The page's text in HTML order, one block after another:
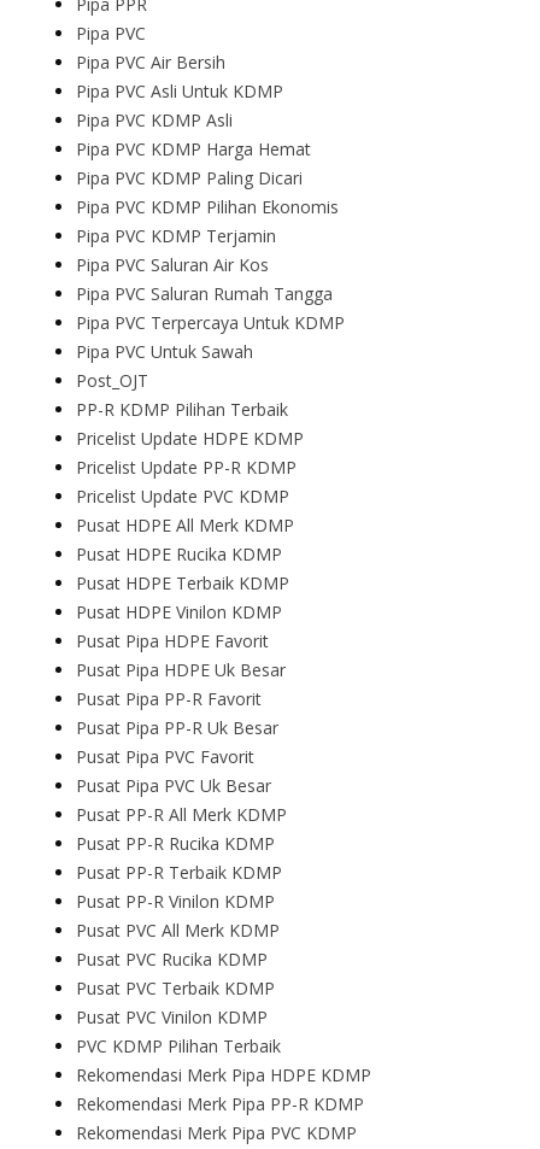
Pipa PPR
Pipa PVC
Pipa PVC Air Bersih
Pipa PVC Asli Untuk KDMP
Pipa PVC KDMP Asli
Pipa PVC KDMP Harga Hemat
Pipa PVC KDMP Paling Dicari
Pipa PVC KDMP Pilihan Ekonomis
Pipa PVC KDMP Terjamin
Pipa PVC Saluran Air Kos
Pipa PVC Saluran Rumah Tangga
Pipa PVC Terpercaya Untuk KDMP
Pipa PVC Untuk Sawah
Post_OJT
PP-R KDMP Pilihan Terbaik
Pricelist Update HDPE KDMP
Pricelist Update PP-R KDMP
Pricelist Update PVC KDMP
Pusat HDPE All Merk KDMP
Pusat HDPE Rucika KDMP
Pusat HDPE Terbaik KDMP
Pusat HDPE Vinilon KDMP
Pusat Pipa HDPE Favorit
Pusat Pipa HDPE Uk Besar
Pusat Pipa PP-R Favorit
Pusat Pipa PP-R Uk Besar
Pusat Pipa PVC Favorit
Pusat Pipa PVC Uk Besar
Pusat PP-R All Merk KDMP
Pusat PP-R Rucika KDMP
Pusat PP-R Terbaik KDMP
Pusat PP-R Vinilon KDMP
Pusat PVC All Merk KDMP
Pusat PVC Rucika KDMP
Pusat PVC Terbaik KDMP
Pusat PVC Vinilon KDMP
PVC KDMP Pilihan Terbaik
Rekomendasi Merk Pipa HDPE KDMP
Rekomendasi Merk Pipa PP-R KDMP
Rekomendasi Merk Pipa PVC KDMP